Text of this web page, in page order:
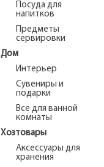
Посуда для
напитков
Предметы
сервировки
Дом
Интерьер
Сувениры и
подарки
Все для ванной
комнаты
Хозтовары
Аксессуары для
хранения